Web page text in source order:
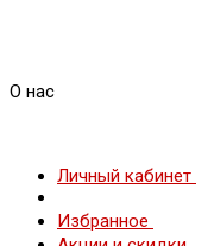
О нас
Личный кабинет
Избранное